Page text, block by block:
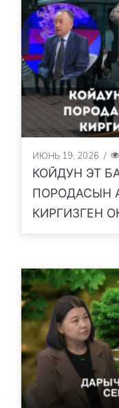
ИЮНЬ 19, 2026 /
КОЙДУН ЭТ
ПОРОДАСЫН
КИРГИЗГЕН